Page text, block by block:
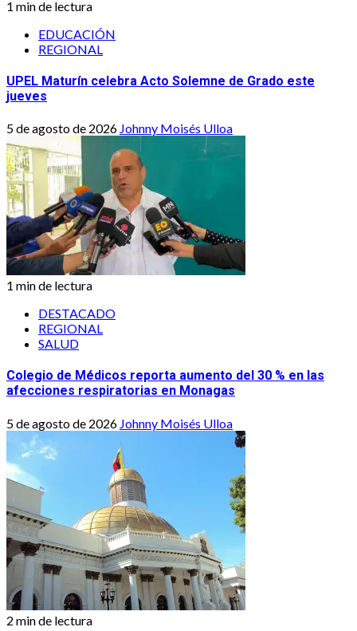
1 min de lectura
EDUCACIÓN
REGIONAL
UPEL Maturín celebra Acto Solemne de Grado este
jueves
5 de agosto de 2026 Johnny Moisés Ulloa
1 min de lectura
DESTACADO
REGIONAL
SALUD
Colegio de Médicos reporta aumento del 30 % en las
afecciones respiratorias en Monagas
5 de agosto de 2026 Johnny Moisés Ulloa
2 min de lectura